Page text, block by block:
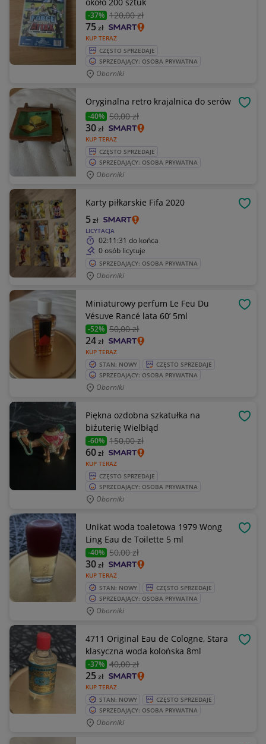
-37% 120,00 zł
KUP TERAZ
75zł
CZĘSTO SPRZEDAJE
SPRZEDAJĄCY: OSOBA PRYWATNA
Oborniki
Oryginalna retro krajalnica do serów
-40% 50,00 zł
KUP TERAZ
30zł
CZĘSTO SPRZEDAJE
SPRZEDAJĄCY: OSOBA PRYWATNA
Oborniki
Karty piłkarskie Fifa 2020
LICYTACJA
5zł
02:11:31 do końca
0 osób licytuje
SPRZEDAJĄCY: OSOBA PRYWATNA
Oborniki
Miniaturowy perfum Le Feu Du
Vésuve Rancé lata 60’ 5ml
-52% 50,00 zł
KUP TERAZ
24zł
STAN: NOWY
CZĘSTO SPRZEDAJE
SPRZEDAJĄCY: OSOBA PRYWATNA
Oborniki
Piękna ozdobna szkatułka na
biżuterię Wielbłąd
-60% 150,00 zł
KUP TERAZ
60zł
CZĘSTO SPRZEDAJE
SPRZEDAJĄCY: OSOBA PRYWATNA
Oborniki
Unikat woda toaletowa 1979 Wong
Ling Eau de Toilette 5 ml
-40% 50,00 zł
KUP TERAZ
30zł
STAN: NOWY
CZĘSTO SPRZEDAJE
SPRZEDAJĄCY: OSOBA PRYWATNA
Oborniki
4711 Original Eau de Cologne, Stara
klasyczna woda kolońska 8ml
-37% 40,00 zł
KUP TERAZ
25zł
STAN: NOWY
CZĘSTO SPRZEDAJE
SPRZEDAJĄCY: OSOBA PRYWATNA
Oborniki